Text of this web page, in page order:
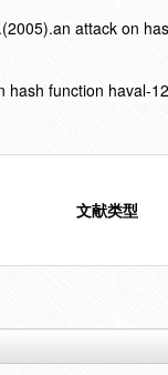
attack on
hash function haval-
文献类型